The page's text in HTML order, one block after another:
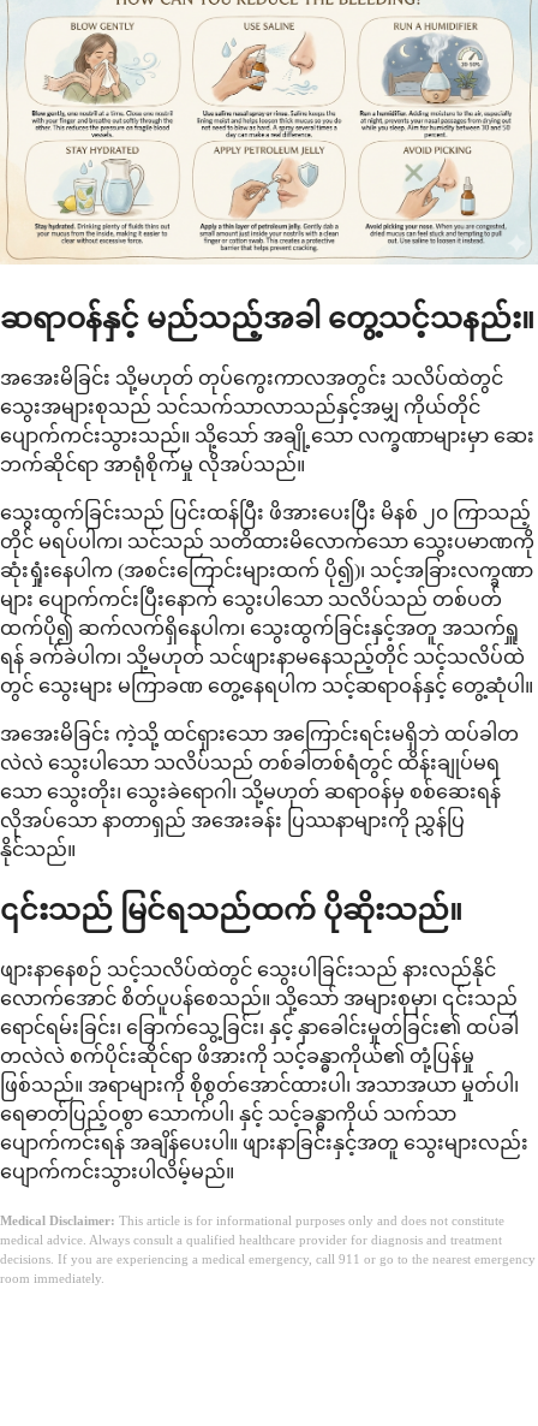
ဆရာဝန်နှင့် မည်သည့်အခါ တွေ့သင့်သနည်း။
အအေးမိခြင်း သို့မဟုတ် တုပ်ကွေးကာလအတွင်း သလိပ်ထဲတွင်
သွေးအများစုသည် သင်သက်သာလာသည်နှင့်အမျှ ကိုယ်တိုင်
ပျောက်ကင်းသွားသည်။ သို့သော် အချို့သော လက္ခဏာများမှာ ဆေး
ဘက်ဆိုင်ရာ အာရုံစိုက်မှု လိုအပ်သည်။
သွေးထွက်ခြင်းသည် ပြင်းထန်ပြီး ဖိအားပေးပြီး မိနစ် ၂၀ ကြာသည့်
တိုင် မရပ်ပါက၊ သင်သည် သတိထားမိလောက်သော သွေးပမာဏကို
ဆုံးရှုံးနေပါက (အစင်းကြောင်းများထက် ပို၍)၊ သင့်အခြားလက္ခဏာ
များ ပျောက်ကင်းပြီးနောက် သွေးပါသော သလိပ်သည် တစ်ပတ်
ထက်ပို၍ ဆက်လက်ရှိနေပါက၊ သွေးထွက်ခြင်းနှင့်အတူ အသက်ရှူ
ရန် ခက်ခဲပါက၊ သို့မဟုတ် သင်ဖျားနာမနေသည့်တိုင် သင့်သလိပ်ထဲ
တွင် သွေးများ မကြာခဏ တွေ့နေရပါက သင့်ဆရာဝန်နှင့် တွေ့ဆုံပါ။
အအေးမိခြင်း ကဲ့သို့ ထင်ရှားသော အကြောင်းရင်းမရှိဘဲ ထပ်ခါတ
လဲလဲ သွေးပါသော သလိပ်သည် တစ်ခါတစ်ရံတွင် ထိန်းချုပ်မရ
သော သွေးတိုး၊ သွေးခဲရောဂါ၊ သို့မဟုတ် ဆရာဝန်မှ စစ်ဆေးရန်
လိုအပ်သော နာတာရှည် အအေးခန်း ပြဿနာများကို ညွှန်ပြ
နိုင်သည်။
၎င်းသည် မြင်ရသည်ထက် ပိုဆိုးသည်။
ဖျားနာနေစဉ် သင့်သလိပ်ထဲတွင် သွေးပါခြင်းသည် နားလည်နိုင်
လောက်အောင် စိတ်ပူပန်စေသည်။ သို့သော် အများစုမှာ၊ ၎င်းသည်
ရောင်ရမ်းခြင်း၊ ခြောက်သွေ့ခြင်း၊ နှင့် နှာခေါင်းမှုတ်ခြင်း၏ ထပ်ခါ
တလဲလဲ စက်ပိုင်းဆိုင်ရာ ဖိအားကို သင့်ခန္ဓာကိုယ်၏ တုံ့ပြန်မှု
ဖြစ်သည်။ အရာများကို စိုစွတ်အောင်ထားပါ၊ အသာအယာ မှုတ်ပါ၊
ရေဓာတ်ပြည့်ဝစွာ သောက်ပါ၊ နှင့် သင့်ခန္ဓာကိုယ် သက်သာ
ပျောက်ကင်းရန် အချိန်ပေးပါ။ ဖျားနာခြင်းနှင့်အတူ သွေးများလည်း
ပျောက်ကင်းသွားပါလိမ့်မည်။
Medical Disclaimer: This article is for informational purposes only and does not constitute
medical advice. Always consult a qualified healthcare provider for diagnosis and treatment
decisions. If you are experiencing a medical emergency, call 911 or go to the nearest emergency
room immediately.